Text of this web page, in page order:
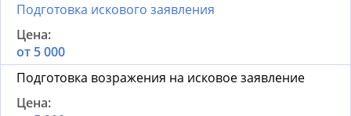
Подготовка искового заявления
от 5 000
Подготовка возражения на исковое заявление